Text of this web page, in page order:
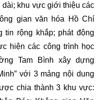
dài; khu vực giới thiệu các
gian văn hóa Hồ Chí
tin rộng khắp; phát động
hiện các công trình học
Tam Bình xây dựng
với 3 mảng nội dung
chia thành 3 khu vực: